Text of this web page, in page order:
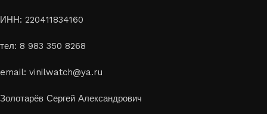
Лазерная гравировка на стекле или дереве, оригинальный
или украсить свой дом
украсить пространство, лазерная гравировка фото по дереву
ИНН: 220411834160
тел: 8 983 350 8268
email: vinilwatch@ya.ru
Золотарёв Сергей Александрович